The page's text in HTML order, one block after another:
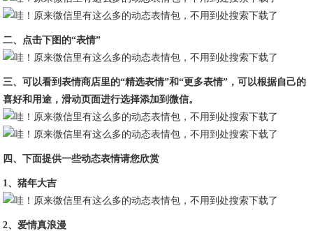
二、点击下图的“表情”
三、可以看到表情商店里的“精选表情”和“更多表情”，可以根据自己的
喜好和用途，滑动页面进行选择添加到微信。
四、下面提供一些动态表情请您欣赏
1、猪年大吉
2、爱情真浪漫